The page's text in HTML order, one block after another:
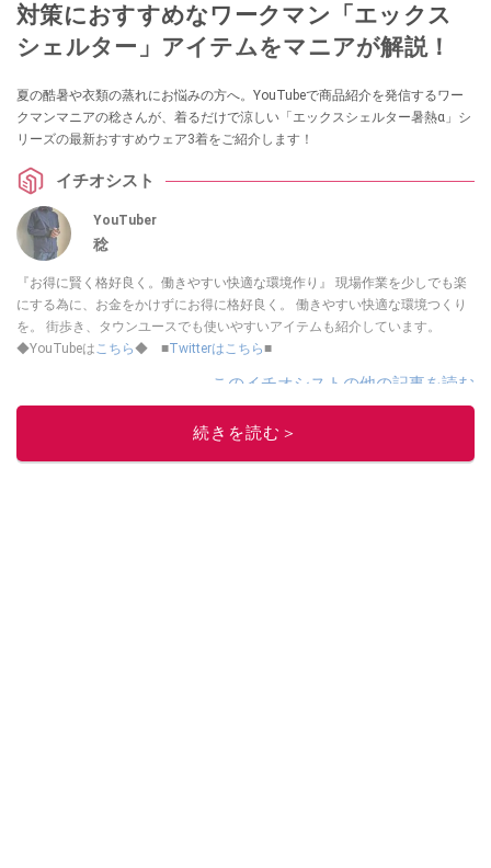
対策におすすめなワークマン「エックス
シェルター」アイテムをマニアが解説！
夏の酷暑や衣類の蒸れにお悩みの方へ。YouTubeで商品紹介を発信するワー
クマンマニアの稔さんが、着るだけで涼しい「エックスシェルター暑熱α」シ
リーズの最新おすすめウェア3着をご紹介します！
イチオシスト
YouTuber
稔
『お得に賢く格好良く。働きやすい快適な環境作り』 現場作業を少しでも楽
にする為に、お金をかけずにお得に格好良く。 働きやすい快適な環境つくり
を。 街歩き、タウンユースでも使いやすいアイテムも紹介しています。
◆YouTubeはこちら◆ ■Twitterはこちら■
このイチオシストの他の記事を読む
続きを読む＞